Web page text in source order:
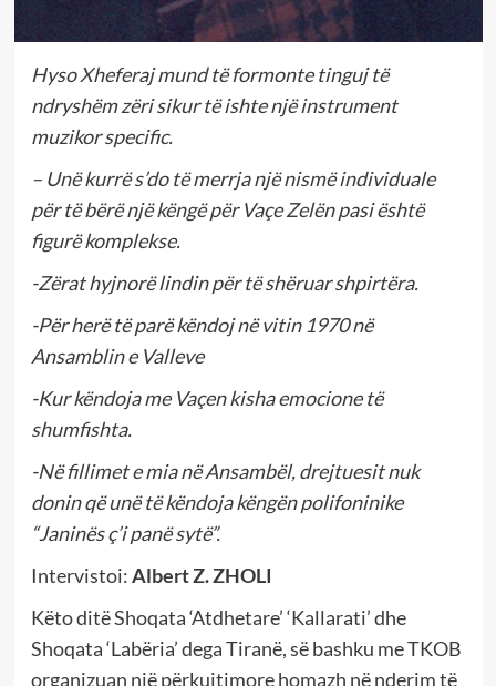
Hyso Xheferaj mund të formonte tinguj të
ndryshëm zëri sikur të ishte një instrument
muzikor specific.
– Unë kurrë s’do të merrja një nismë individuale
për të bërë një këngë për Vaçe Zelën pasi është
figurë komplekse.
-Zërat hyjnorë lindin për të shëruar shpirtëra.
-Për herë të parë këndoj në vitin 1970 në
Ansamblin e Valleve
-Kur këndoja me Vaçen kisha emocione të
shumfishta.
-Në fillimet e mia në Ansambël, drejtuesit nuk
donin që unë të këndoja këngën polifoninike
“Janinës ç’i panë sytë”.
Intervistoi:Albert Z. ZHOLI
Këto ditë Shoqata ‘Atdhetare’ ‘Kallarati’ dhe
Shoqata ‘Labëria’ dega Tiranë, së bashku me TKOB
organizuan një përkujtimore homazh në nderim të